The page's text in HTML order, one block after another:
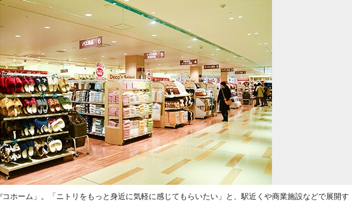
ホーム」。「ニトリをもっと身近に気軽に感じてもらいたい」と、駅近くや商業施設などで展開す